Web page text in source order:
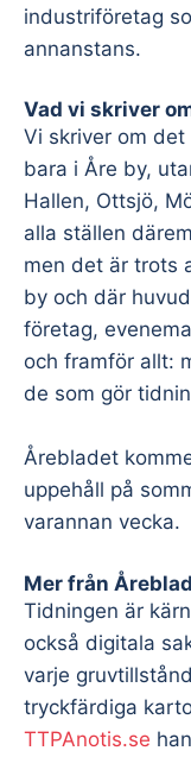
industriföretag
annanstans.
Vad vi skriver
Vi skriver om
bara i Åre by,
Hallen, Ottsjö,
alla ställen
men det är trots
by och där
företag,
och framför allt:
de som gör
Årebladet
uppehåll på
varannan vecka.
Mer från
Tidningen är
också digitala
varje
tryckfärdiga
TTPAnotis.se